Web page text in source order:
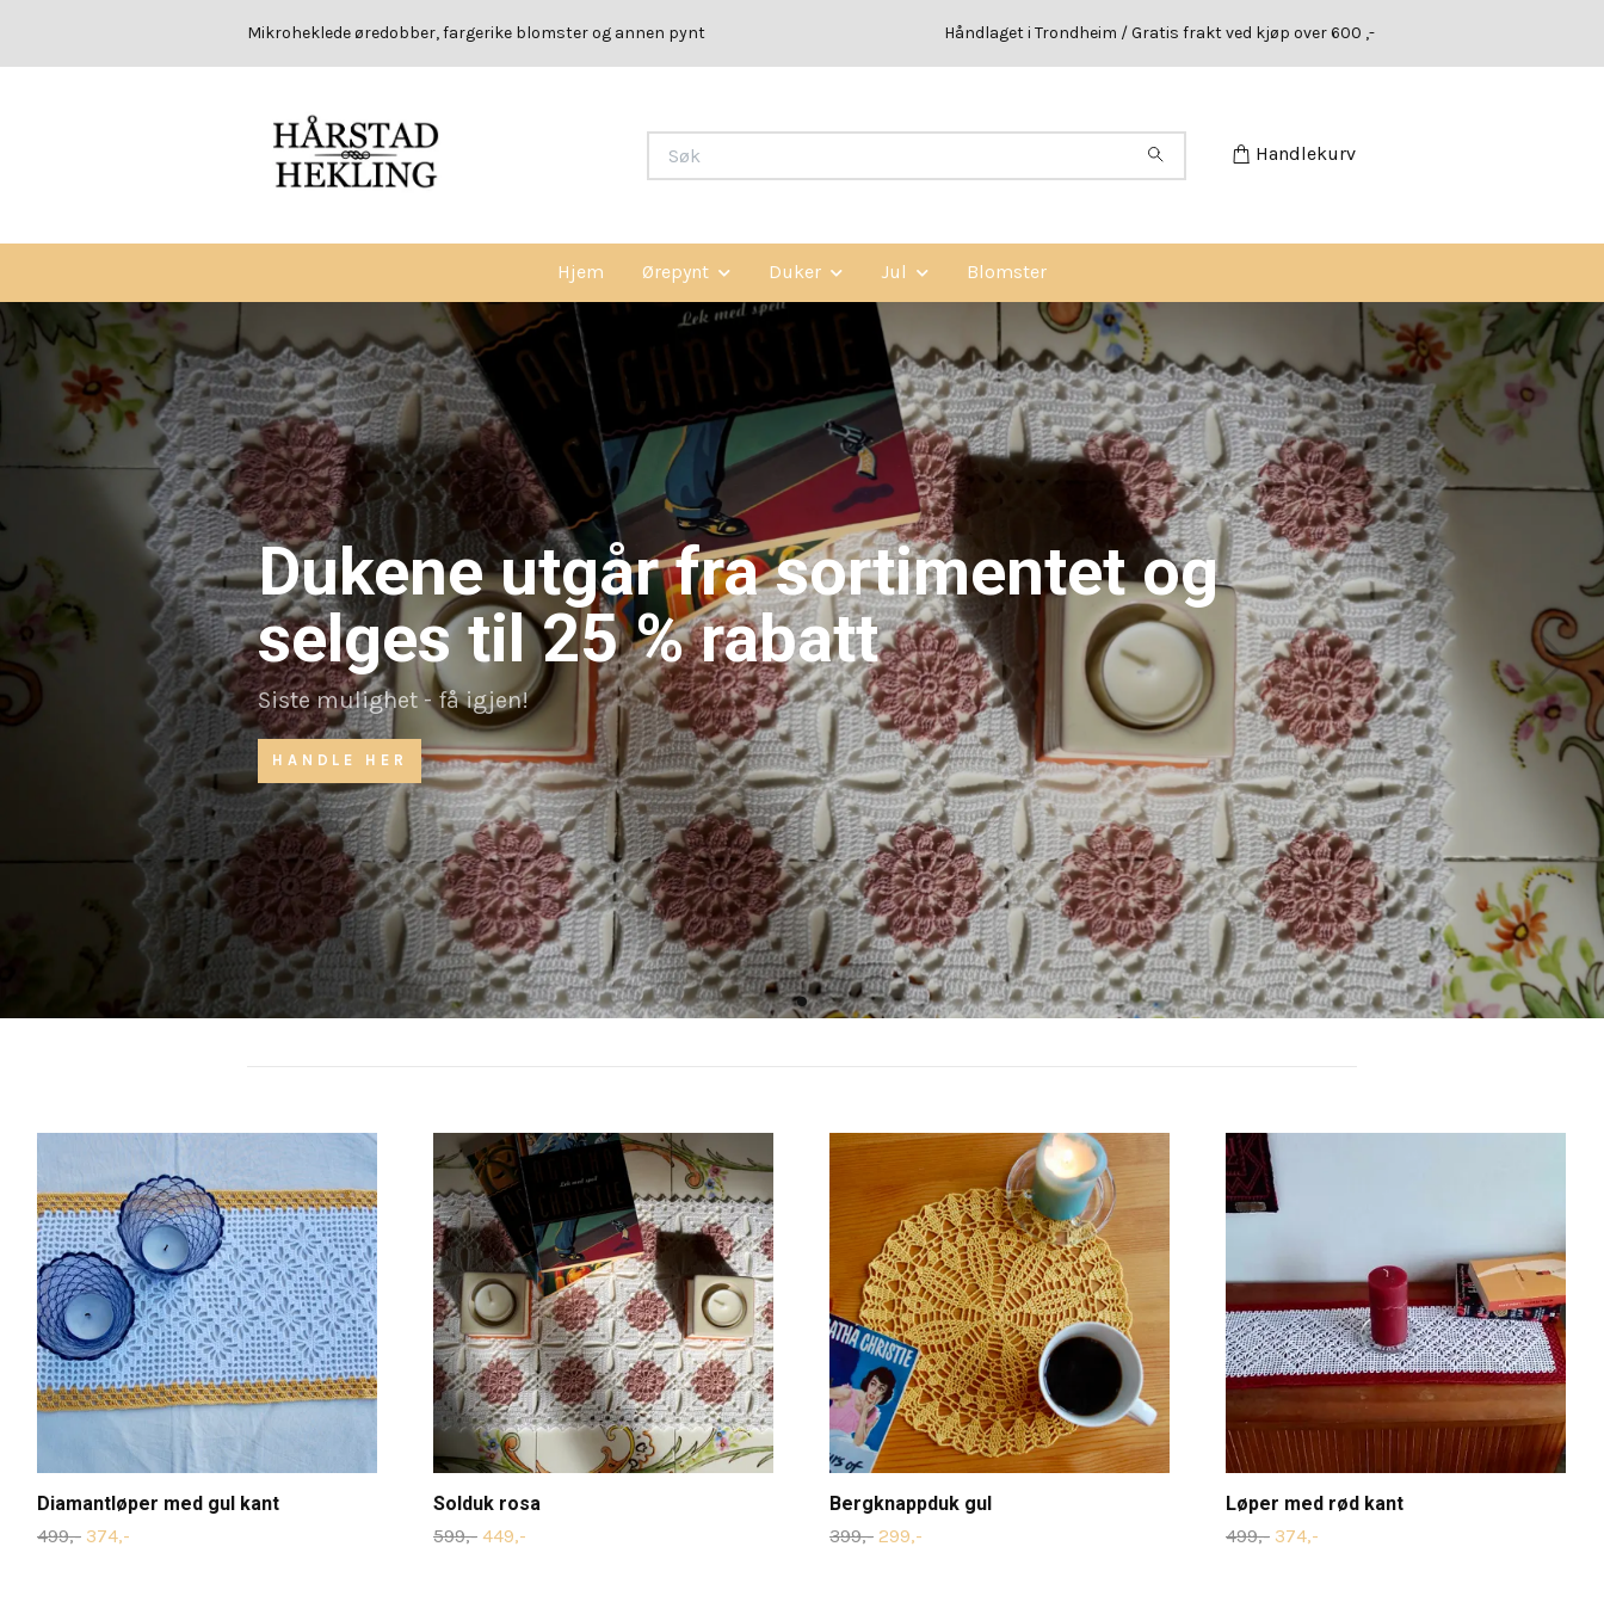
Mikroheklede øredobber, fargerike blomster og annen pynt Håndlaget i Trondheim / Gratis frakt ved kjøp over 600 ,-
Handlekurv
Hjem Ørepynt Duker Jul Blomster
Bestill vakre blomster
HANDLE HER
Diamantløper med gul kant
499,- 374,-
Solduk rosa
599,- 449,-
Bergknappduk gul
399,- 299,-
Løper med rød kant
499,- 374,-